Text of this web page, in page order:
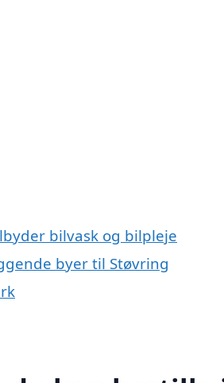
bilvask og bilpleje
byer til Støvring